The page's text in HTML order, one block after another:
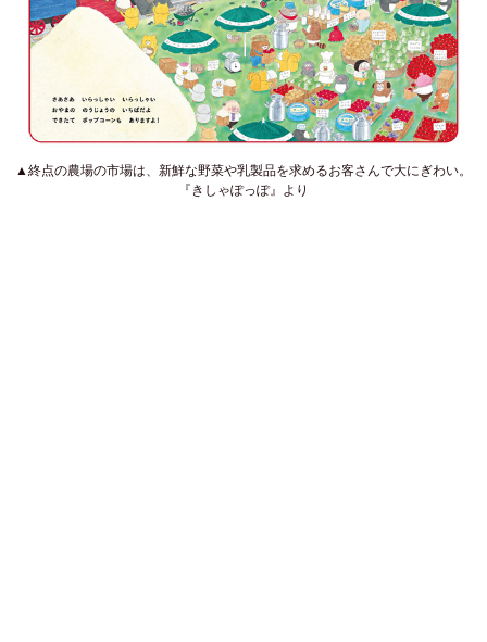
▲終点の農場の市場は、新鮮な野菜や乳製品を求めるお客さんで大にぎわい。
『きしゃぽっぽ』より